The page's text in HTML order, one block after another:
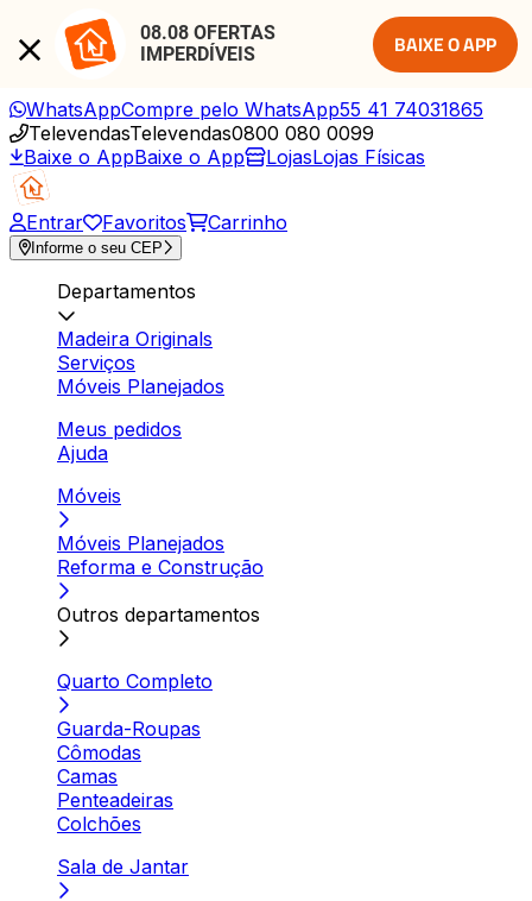
08.08 OFERTAS
IMPERDÍVEIS
BAIXE O APP
WhatsAppCompre pelo WhatsApp55 41 74031865
TelevendasTelevendas0800 080 0099
Baixe o AppBaixe o App LojasLojas Físicas
Entrar Favoritos Carrinho
Informe o seu CEP
Departamentos
Madeira Originals
Serviços
Móveis Planejados
Meus pedidos
Ajuda
Móveis
Móveis Planejados
Reforma e Construção
Outros departamentos
Quarto Completo
Guarda-Roupas
Cômodas
Camas
Penteadeiras
Colchões
Sala de Jantar